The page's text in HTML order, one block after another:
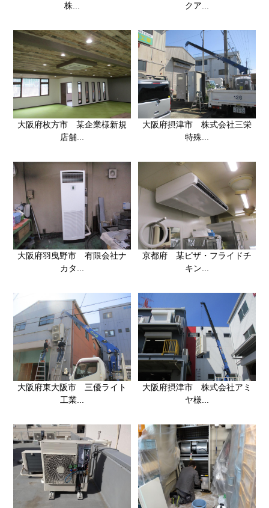
株...
クア...
大阪府枚方市 某企業様新規
店舗...
大阪府摂津市 株式会社三栄
特殊...
大阪府羽曳野市 有限会社ナ
カタ...
京都府 某ピザ・フライドチ
キン...
大阪府東大阪市 三優ライト
工業...
大阪府摂津市 株式会社アミ
ヤ様...